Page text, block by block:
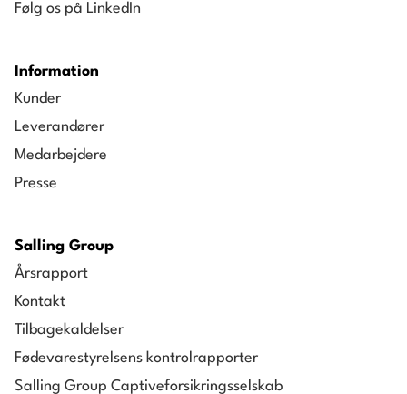
Følg os på LinkedIn
Information
Kunder
Leverandører
Medarbejdere
Presse
Salling Group
Årsrapport
Kontakt
Tilbagekaldelser
Fødevarestyrelsens kontrolrapporter
Salling Group Captiveforsikringsselskab